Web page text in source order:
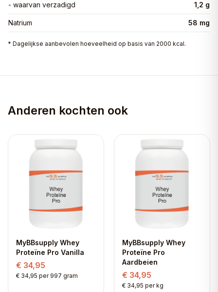
- waarvan verzadigd 1,2 g
Natrium 58 mg
* Dagelijkse aanbevolen hoeveelheid op basis van 2000 kcal.
Anderen kochten ook
MyBBsupply Whey
Proteïne Pro Vanilla
€ 34,95
€ 34,95 per 997 gram
MyBBsupply Whey
Proteïne Pro
Aardbeien
€ 34,95
€ 34,95 per kg